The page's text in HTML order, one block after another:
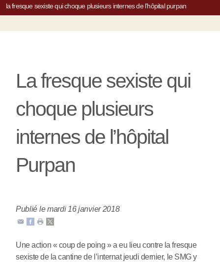
la fresque sexiste qui choque plusieurs internes de l’hôpital purpan
La fresque sexiste qui
choque plusieurs
internes de l’hôpital
Purpan
Publié le mardi 16 janvier 2018
Une action « coup de poing » a eu lieu contre la fresque
sexiste de la cantine de l’internat jeudi dernier, le SMG y